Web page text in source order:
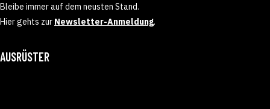
Bleibe immer auf dem neusten Stand.
Hier gehts zur Newsletter-Anmeldung.
AUSRÜSTER